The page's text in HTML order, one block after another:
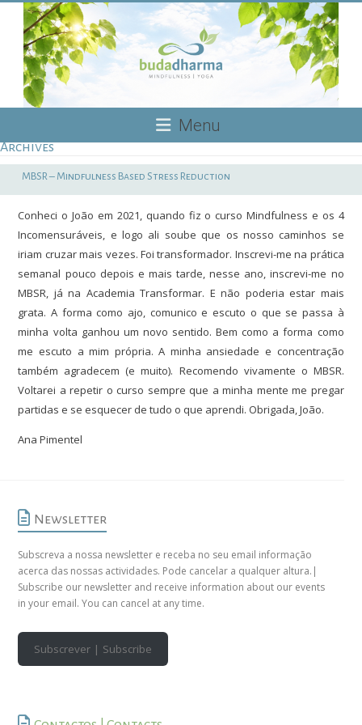
content
Mindfulness
Menu
Archives
MBSR – Mindfulness Based Stress Reduction
Conheci o João em 2021, quando fiz o curso Mindfulness e os 4
Incomensuráveis, e logo ali soube que os nosso caminhos se
iriam cruzar mais vezes. Foi transformador. Inscrevi-me na prática
semanal pouco depois e mais tarde, nesse ano, inscrevi-me no
MBSR, já na Academia Transformar. E não poderia estar mais
grata. A forma como ajo, comunico e escuto o que se passa à
minha volta ganhou um novo sentido. Bem como a forma como
me escuto a mim própria. A minha ansiedade e concentração
também agradecem (e muito). Recomendo vivamente o MBSR.
Voltarei a repetir o curso sempre que a minha mente me pregar
partidas e se esquecer de tudo o que aprendi. Obrigada, João.
Ana Pimentel
Newsletter
Subscreva a nossa newsletter e receba no seu email informação
acerca das nossas actividades. Pode cancelar a qualquer altura.|
Subscribe our newsletter and receive information about our events
in your email. You can cancel at any time.
Subscrever | Subscribe